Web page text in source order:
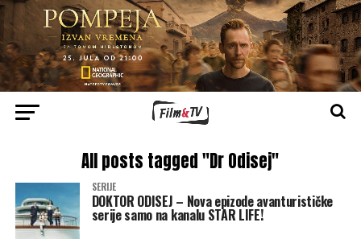
All posts tagged "Dr Odisej"
SERIJE
DOKTOR ODISEJ – Nova epizode avanturističke
serije samo na kanalu STAR LIFE!